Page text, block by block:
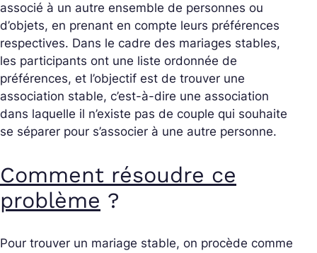
associé à un autre ensemble de personnes ou
d’objets, en prenant en compte leurs préférences
respectives. Dans le cadre des mariages stables,
les participants ont une liste ordonnée de
préférences, et l’objectif est de trouver une
association stable, c’est-à-dire une association
dans laquelle il n’existe pas de couple qui souhaite
se séparer pour s’associer à une autre personne.
Comment résoudre ce
problème ?
Pour trouver un mariage stable, on procède comme